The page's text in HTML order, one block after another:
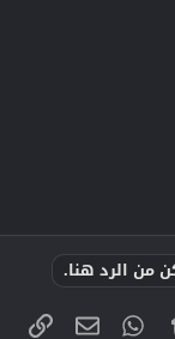
من الرد هنا.
Tumblr
WhatsApp
البريد